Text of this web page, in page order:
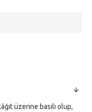
üzerine basılı olup,